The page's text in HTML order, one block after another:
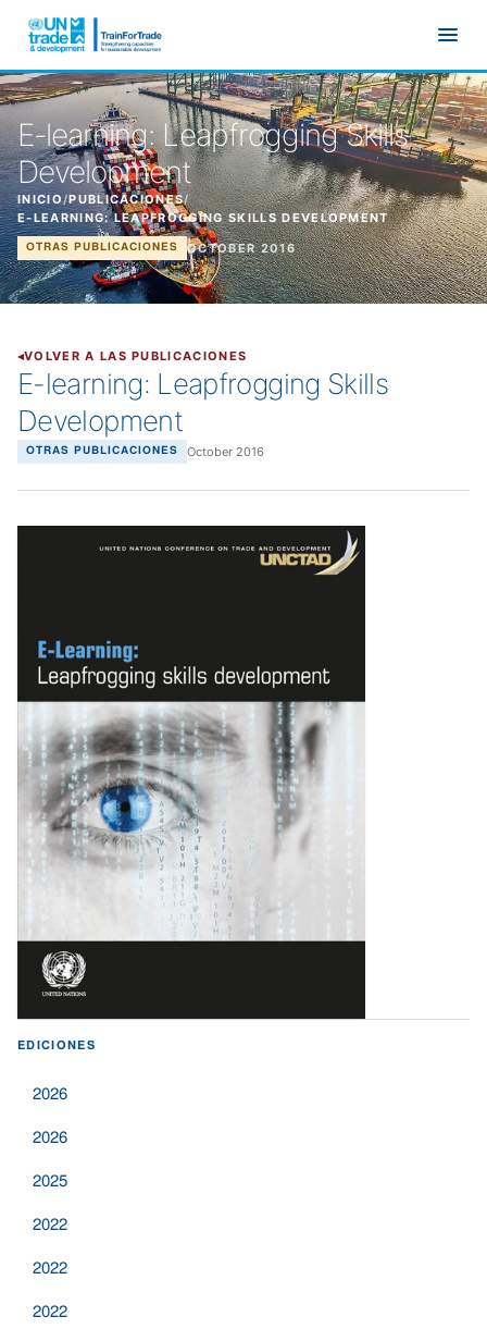
E-learning: Leapfrogging Skills
Development
INICIO/PUBLICACIONES/
E-LEARNING: LEAPFROGGING SKILLS DEVELOPMENT
OTRAS PUBLICACIONES OCTOBER 2016
VOLVER A LAS PUBLICACIONES
E-learning: Leapfrogging Skills
Development
OTRAS PUBLICACIONES October 2016
EDICIONES
2026
2026
2025
2022
2022
2022